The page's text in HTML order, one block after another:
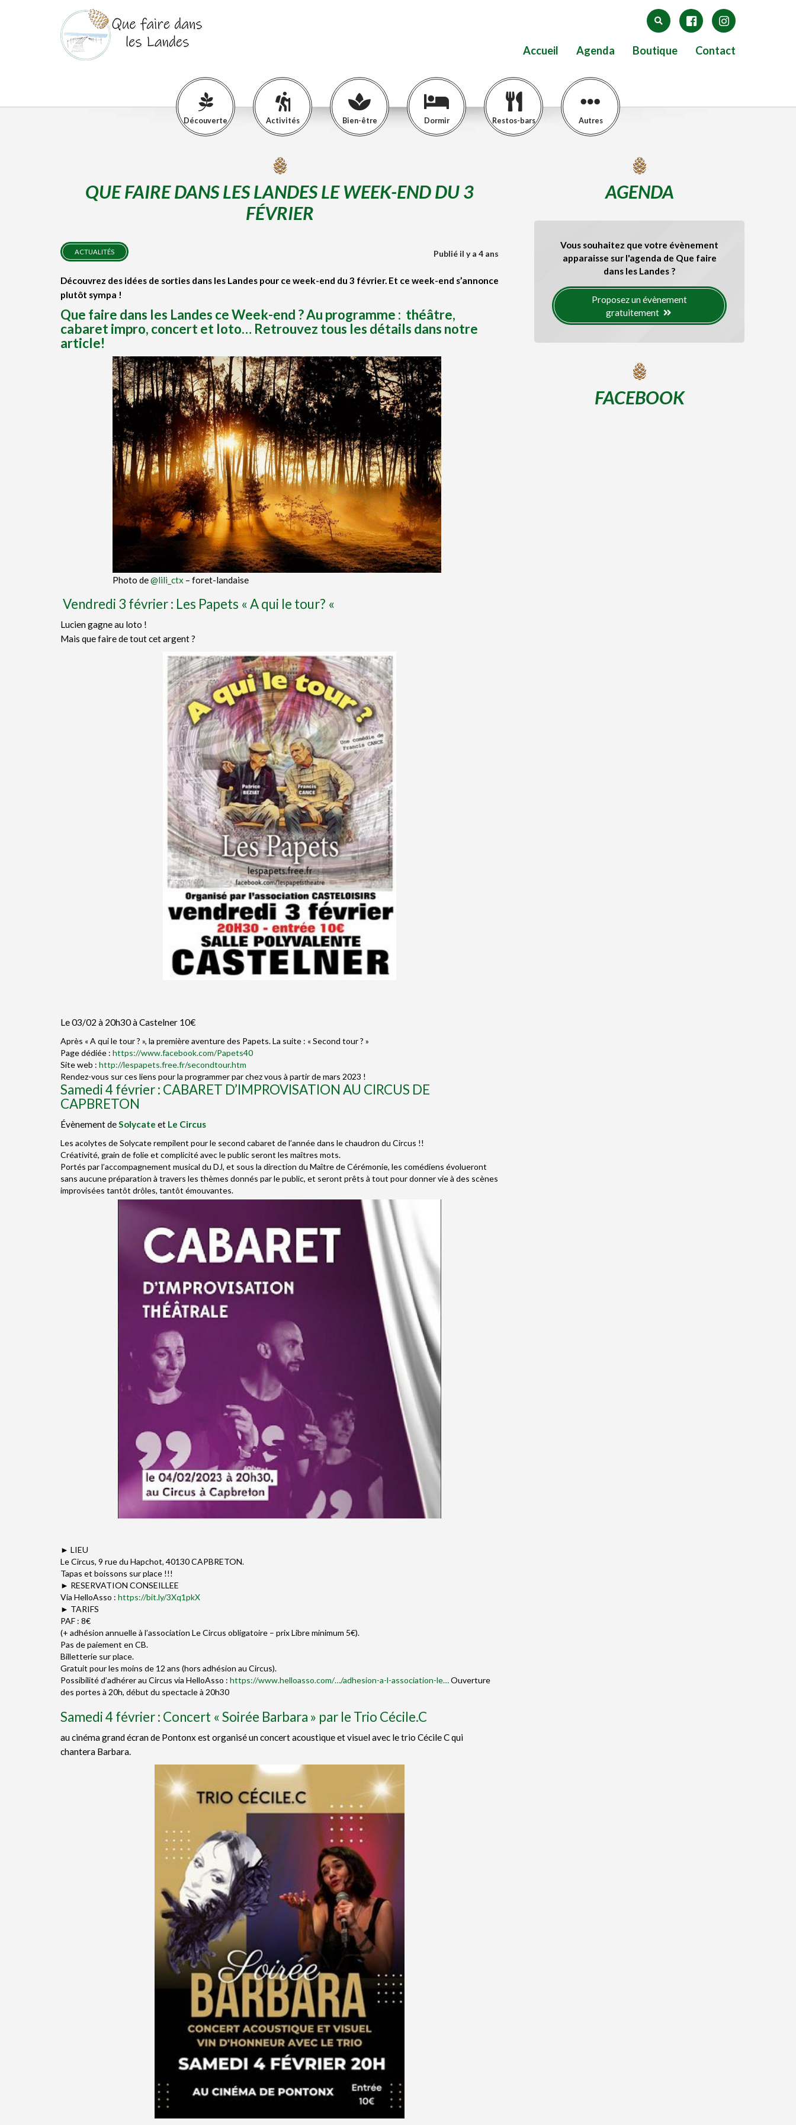
Accueil Agenda Boutique Contact
Découverte Activités Bien-être Dormir Restos-bars Autres
QUE FAIRE DANS LES LANDES LE WEEK-END DU 3
FÉVRIER
ACTUALITÉS Publié il y a 4 ans
Découvrez des idées de sorties dans les Landes pour ce week-end du 3 février. Et ce week-end s’annonce
plutôt sympa !
Que faire dans les Landes ce Week-end ? Au programme : théâtre,
cabaret impro, concert et loto… Retrouvez tous les détails dans notre
article!
Photo de@lili_ctx– foret-landaise
Vendredi 3 février : Les Papets « A qui le tour? «
Lucien gagne au loto !
Mais que faire de tout cet argent ?
Le 03/02 à 20h30 à Castelner 10€
Après « A qui le tour ? », la première aventure des Papets. La suite : « Second tour ? »
Page dédiée : https://www.facebook.com/Papets40
Site web : http://lespapets.free.fr/secondtour.htm
Rendez-vous sur ces liens pour la programmer par chez vous à partir de mars 2023 !
Samedi 4 février : CABARET D’IMPROVISATION AU CIRCUS DE
CAPBRETON
Évènement deSolycate et Le Circus
Les acolytes de Solycate rempilent pour le second cabaret de l’année dans le chaudron du Circus !!
Créativité, grain de folie et complicité avec le public seront les maîtres mots.
Portés par l’accompagnement musical du DJ, et sous la direction du Maître de Cérémonie, les comédiens évolueront
sans aucune préparation à travers les thèmes donnés par le public, et seront prêts à tout pour donner vie à des scènes
improvisées tantôt drôles, tantôt émouvantes.
► LIEU
Le Circus, 9 rue du Hapchot, 40130 CAPBRETON.
Tapas et boissons sur place !!!
► RESERVATION CONSEILLEE
Via HelloAsso : https://bit.ly/3Xq1pkX
► TARIFS
PAF : 8€
(+ adhésion annuelle à l’association Le Circus obligatoire – prix Libre minimum 5€).
Pas de paiement en CB.
Billetterie sur place.
Gratuit pour les moins de 12 ans (hors adhésion au Circus).
Possibilité d’adhérer au Circus via HelloAsso : https://www.helloasso.com/…/adhesion-a-l-association-le…Ouverture
des portes à 20h, début du spectacle à 20h30
Samedi 4 février : Concert « Soirée Barbara » par le Trio Cécile.C
au cinéma grand écran de Pontonx est organisé un concert acoustique et visuel avec le trio Cécile C qui
chantera Barbara.
AGENDA
Vous souhaitez que votre évènement
apparaisse sur l'agenda de Que faire
dans les Landes ?
Proposez un évènement
gratuitement
FACEBOOK